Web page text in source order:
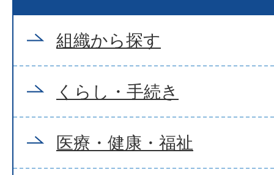
組織から探す
くらし・手続き
医療・健康・福祉